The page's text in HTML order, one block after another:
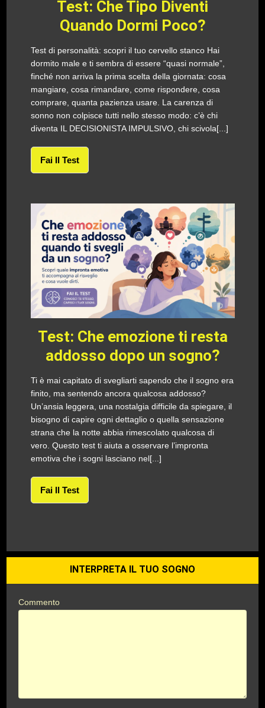
Test: Che Tipo Diventi
Quando Dormi Poco?
Test di personalità: scopri il tuo cervello stanco Hai
dormito male e ti sembra di essere “quasi normale”,
finché non arriva la prima scelta della giornata: cosa
mangiare, cosa rimandare, come rispondere, cosa
comprare, quanta pazienza usare. La carenza di
sonno non colpisce tutti nello stesso modo: c’è chi
diventa IL DECISIONISTA IMPULSIVO, chi scivola[...]
Fai Il Test
Test: Che emozione ti resta
addosso dopo un sogno?
Ti è mai capitato di svegliarti sapendo che il sogno era
finito, ma sentendo ancora qualcosa addosso?
Un’ansia leggera, una nostalgia difficile da spiegare, il
bisogno di capire ogni dettaglio o quella sensazione
strana che la notte abbia rimescolato qualcosa di
vero. Questo test ti aiuta a osservare l’impronta
emotiva che i sogni lasciano nel[...]
Fai Il Test
INTERPRETA IL TUO SOGNO
Commento